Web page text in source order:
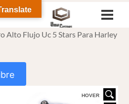
Alto Flujo Uc 5 Stars Para Harley
HOVER